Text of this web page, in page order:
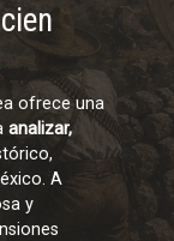
ofrece una
analizar,
A
y